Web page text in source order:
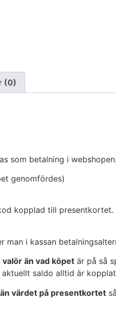
(0)
som betalning i
genomfördes)
kopplad till
i kassan
än vad köpet är på så
saldo alltid är
värdet på presentkortet